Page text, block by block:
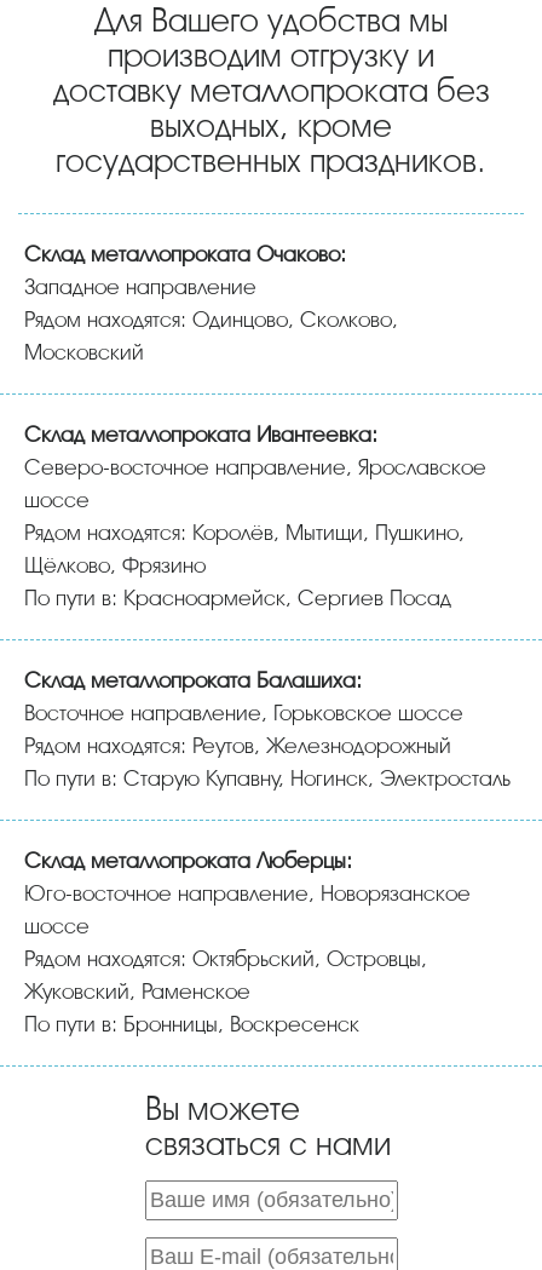
Для Вашего удобства мы
производим отгрузку и
доставку металлопроката без
выходных, кроме
государственных праздников.
Склад металлопроката Очаково:
Западное направление
Рядом находятся: Одинцово, Сколково,
Московский
Склад металлопроката Ивантеевка:
Северо-восточное направление, Ярославское
шоссе
Рядом находятся: Королёв, Мытищи, Пушкино,
Щёлково, Фрязино
По пути в: Красноармейск, Сергиев Посад
Склад металлопроката Балашиха:
Восточное направление, Горьковское шоссе
Рядом находятся: Реутов, Железнодорожный
По пути в: Старую Купавну, Ногинск, Электросталь
Склад металлопроката Люберцы:
Юго-восточное направление, Новорязанское
шоссе
Рядом находятся: Октябрьский, Островцы,
Жуковский, Раменское
По пути в: Бронницы, Воскресенск
Вы можете
связаться с нами